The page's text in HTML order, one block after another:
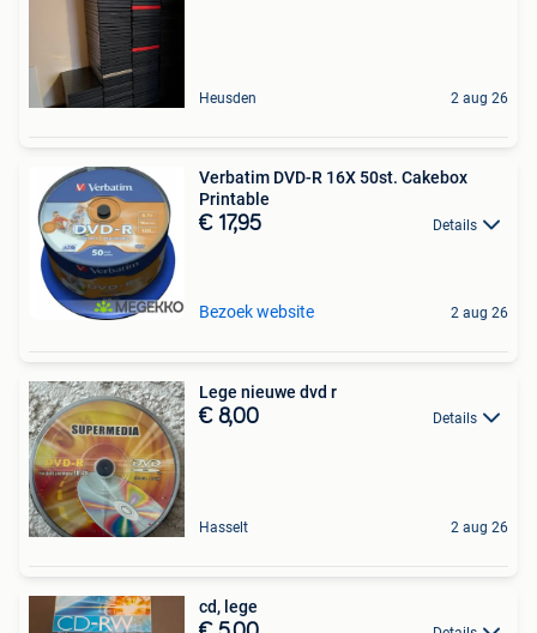
Heusden 2 aug 26
Verbatim DVD-R 16X 50st. Cakebox
Printable
€ 17,95 Details
Bezoek website 2 aug 26
Lege nieuwe dvd r
€ 8,00 Details
Hasselt 2 aug 26
cd, lege